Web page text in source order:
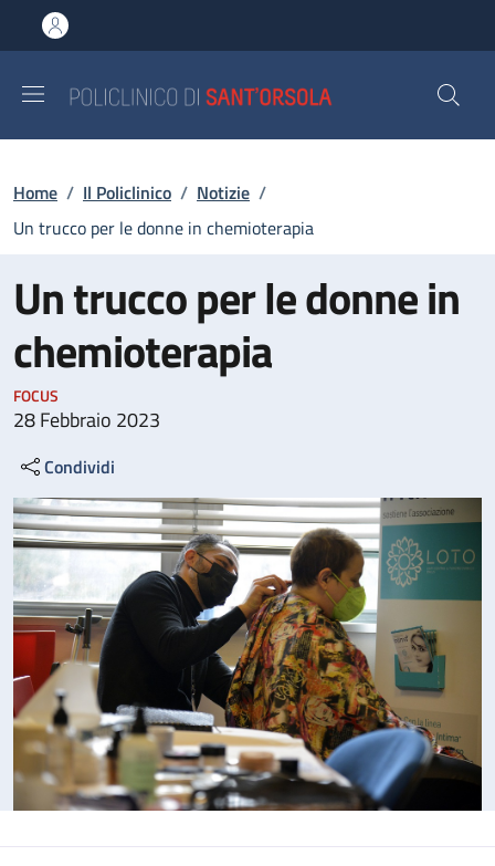
al contenuto principale
to footer content
Briciole di pane
Home / Il Policlinico / Notizie /
Un trucco per le donne in chemioterapia
Un trucco per le donne in
chemioterapia
FOCUS
28 Febbraio 2023
Condividi